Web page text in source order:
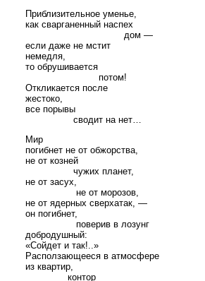
Приблизительное уменье,
как сварганенный наспех
дом —
если даже не мстит
немедля,
то обрушивается
потом!
Откликается после
жестоко,
все порывы
сводит на нет…
Мир
погибнет не от обжорства,
не от козней
чужих планет,
не от засух,
не от морозов,
не от ядерных сверхатак, —
он погибнет,
поверив в лозунг
добродушный:
«Сойдет и так!..»
Расползающееся в атмосфере
из квартир,
контор